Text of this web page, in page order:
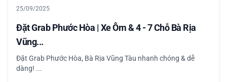
25/09/2025
Đặt Grab Phước Hòa | Xe Ôm & 4 - 7 Chỗ Bà Rịa
Vũng...
Đặt Grab Phước Hòa, Bà Rịa Vũng Tàu nhanh chóng & dễ
dàng! ...